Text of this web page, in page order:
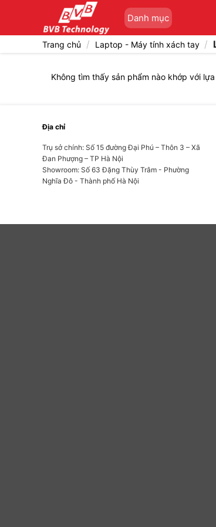
Danh mục
Trang chủ / Laptop - Máy tính xách tay /
Không tìm thấy sản phẩm nào khớp với
Địa chỉ
Trụ sở chính: Số 15 đường Đại Phú – Thôn 3 – Xã
Đan Phượng – TP Hà Nội
Showroom: Số 63 Đặng Thùy Trâm - Phường
Nghĩa Đô - Thành phố Hà Nội